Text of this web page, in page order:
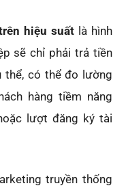
hiệu suất là hình
sẽ chỉ phải trả tiền
thể, có thể đo lường
hàng tiềm năng
lượt đăng ký tài
truyền thống